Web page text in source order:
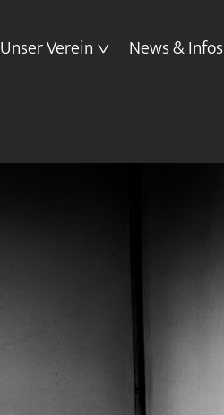
Unser Verein News & Infos